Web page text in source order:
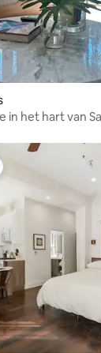
in het hart van